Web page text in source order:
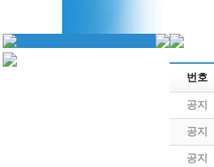
번호
공지
공지
공지